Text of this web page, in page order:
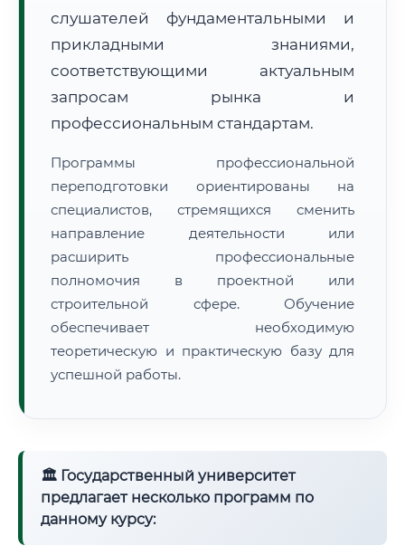
Расчет логистики оригиналов:
• Маршрут транзита:~3 134 км
• Экспресс-доставка СДЭК / Почтой:4–6 рабочих дней
📜 Документы и аккредитация
🔍Нажмите на документ для увеличения и просмотра
слушателей фундаментальными и
прикладными знаниями,
соответствующими актуальным
запросам рынка и
профессиональным стандартам.
Программы профессиональной
переподготовки ориентированы на
специалистов, стремящихся сменить
направление деятельности или
расширить профессиональные
полномочия в проектной или
строительной сфере. Обучение
обеспечивает необходимую
теоретическую и практическую базу для
успешной работы.
🏛 Государственный университет
предлагает несколько программ по
данному курсу: